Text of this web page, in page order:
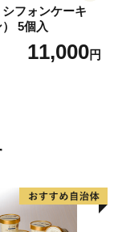
フォンケーキ
） 5個入
11,000円